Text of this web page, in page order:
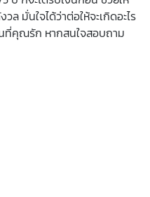
ล มั่นใจได้ว่าต่อให้จะเกิดอะไร
ที่คุณรัก หากสนใจสอบถาม